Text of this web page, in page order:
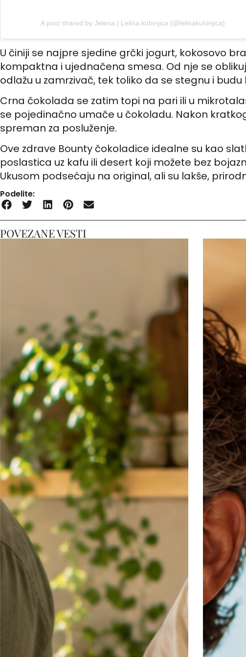
A post shared by Jelena | Lelina kuhinjica (@lelinakuhinjica)
U činiji se najpre sjedine grčki jogurt, kokosovo
kompaktna i ujednačena smesa. Od nje se
odlažu u zamrzivač, tek toliko da se stegnu i
Crna čokolada se zatim topi na pari ili u
se pojedinačno umače u čokoladu. Nakon
spreman za posluženje.
Ove zdrave Bounty čokoladice idealne su kao
poslastica uz kafu ili desert koji možete bez
Ukusom podsećaju na original, ali su lakše,
Podelite:
POVEZANE VESTI